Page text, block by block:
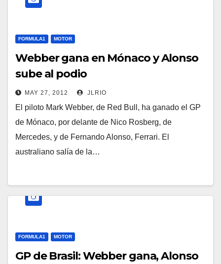
FORMULA1 MOTOR
Webber gana en Mónaco y Alonso
sube al podio
MAY 27, 2012 JLRIO
El piloto Mark Webber, de Red Bull, ha ganado el GP
de Mónaco, por delante de Nico Rosberg, de
Mercedes, y de Fernando Alonso, Ferrari. El
australiano salía de la…
FORMULA1 MOTOR
GP de Brasil: Webber gana, Alonso